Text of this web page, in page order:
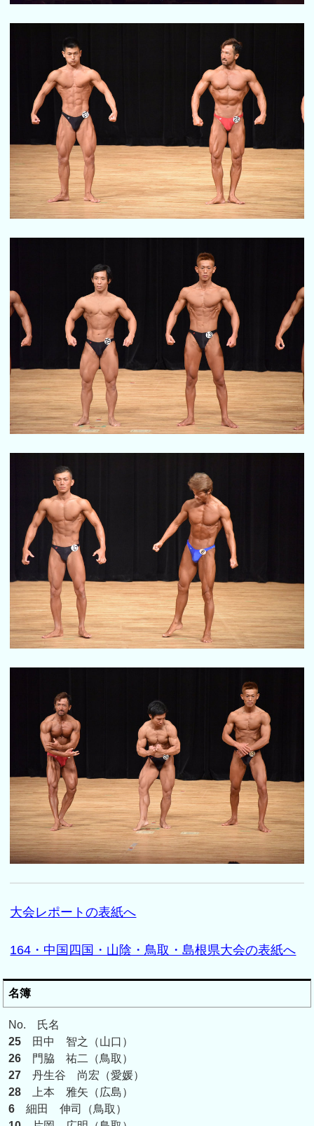
大会レポートの表紙へ
164・中国四国・山陰・鳥取・島根県大会の表紙へ
名簿
No. 氏名
25 田中 智之（山口）
26 門脇 祐二（鳥取）
27 丹生谷 尚宏（愛媛）
28 上本 雅矢（広島）
6 細田 伸司（鳥取）